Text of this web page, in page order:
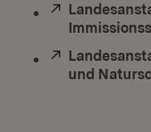
Extern:
Extern:
und